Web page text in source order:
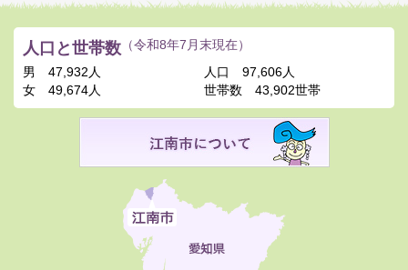
人口と世帯数 （令和8年7月末現在）
男
47,932人
女
49,674人
人口
97,606人
世帯数
43,902世帯